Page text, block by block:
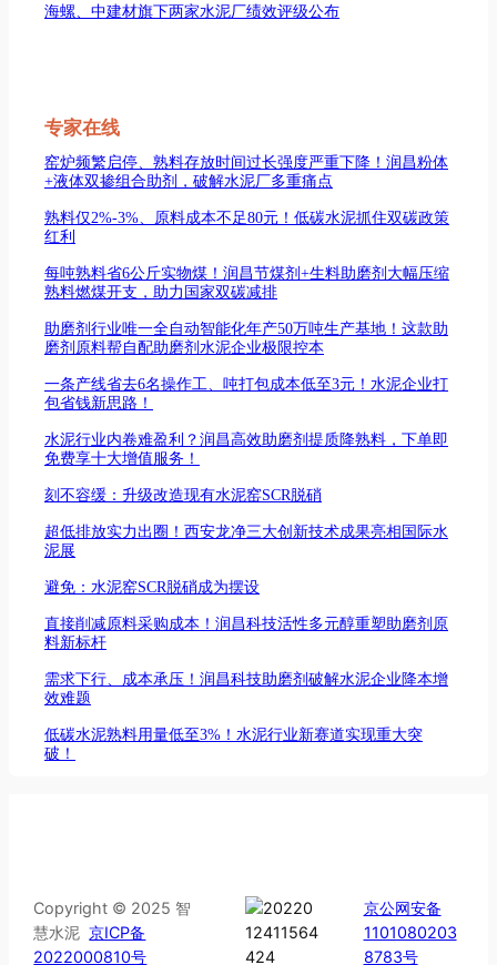
海螺、中建材旗下两家水泥厂绩效评级公布
专家在线
窑炉频繁启停、熟料存放时间过长强度严重下降！润昌粉体
+液体双掺组合助剂，破解水泥厂多重痛点
熟料仅2%-3%、原料成本不足80元！低碳水泥抓住双碳政策
红利
每吨熟料省6公斤实物煤！润昌节煤剂+生料助磨剂大幅压缩
熟料燃煤开支，助力国家双碳减排
助磨剂行业唯一全自动智能化年产50万吨生产基地！这款助
磨剂原料帮自配助磨剂水泥企业极限控本
一条产线省去6名操作工、吨打包成本低至3元！水泥企业打
包省钱新思路！
水泥行业内卷难盈利？润昌高效助磨剂提质降熟料，下单即
免费享十大增值服务！
刻不容缓：升级改造现有水泥窑SCR脱硝
超低排放实力出圈！西安龙净三大创新技术成果亮相国际水
泥展
避免：水泥窑SCR脱硝成为摆设
直接削减原料采购成本！润昌科技活性多元醇重塑助磨剂原
料新标杆
需求下行、成本承压！润昌科技助磨剂破解水泥企业降本增
效难题
低碳水泥熟料用量低至3%！水泥行业新赛道实现重大突
破！
Copyright © 2025 智
慧水泥京ICP备
2022000810号
京公网安备
1101080203
8783号